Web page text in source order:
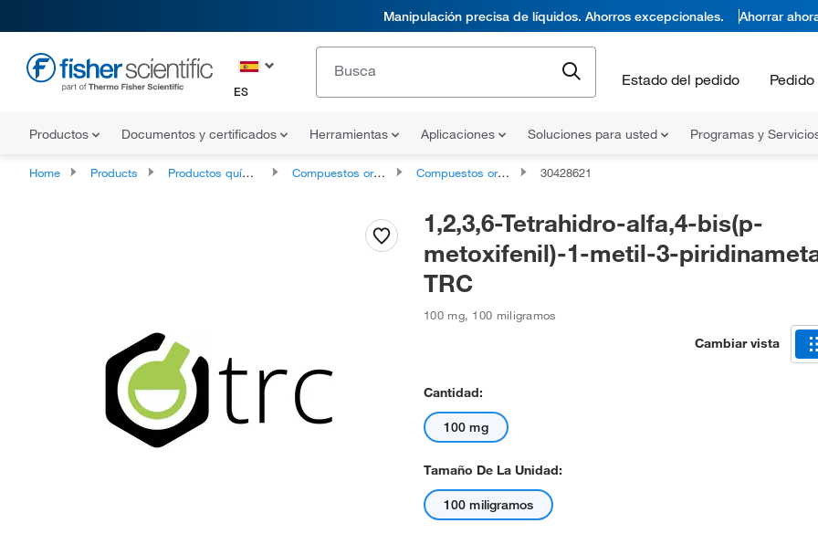
Manipulación precisa de líquidos. Ahorros excepcionales. Ahorrar
ES
Estado del pedido
Productos Documentos y certificados Herramientas Aplicaciones Soluciones para usted Programas y
Home Products Productos químicos Compuestos orgánicos Compuestos orgánicos no clasificados 30428621
1,2,3,6-Tetrahidro-alfa,4-bis(p-
metoxifenil)-1-metil-3-
TRC
100 mg, 100 miligramos
Cambiar vista
Cantidad:
100 mg
Tamaño De La Unidad:
100 miligramos